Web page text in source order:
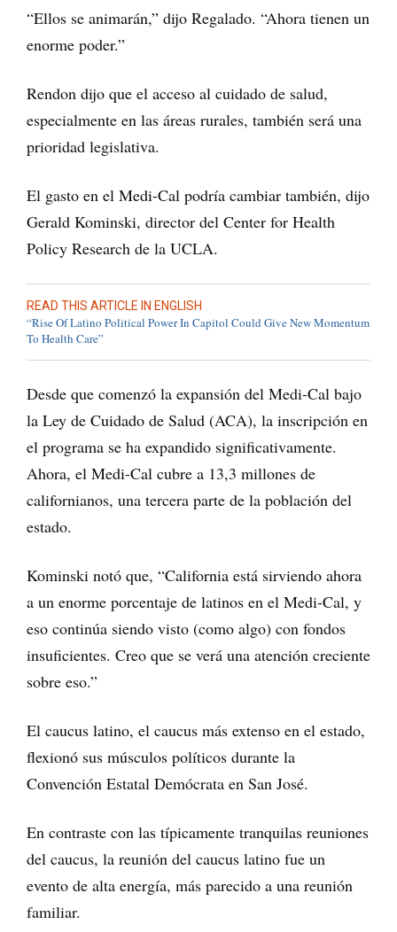
“Ellos se animarán,” dijo Regalado. “Ahora tienen un
enorme poder.”
Rendon dijo que el acceso al cuidado de salud,
especialmente en las áreas rurales, también será una
prioridad legislativa.
El gasto en el Medi-Cal podría cambiar también, dijo
Gerald Kominski, director del Center for Health
Policy Research de la UCLA.
READ THIS ARTICLE IN ENGLISH
“Rise Of Latino Political Power In Capitol Could Give New Momentum
To Health Care”
Desde que comenzó la expansión del Medi-Cal bajo
la Ley de Cuidado de Salud (ACA), la inscripción en
el programa se ha expandido significativamente.
Ahora, el Medi-Cal cubre a 13,3 millones de
californianos, una tercera parte de la población del
estado.
Kominski notó que, “California está sirviendo ahora
a un enorme porcentaje de latinos en el Medi-Cal, y
eso continúa siendo visto (como algo) con fondos
insuficientes. Creo que se verá una atención creciente
sobre eso.”
El caucus latino, el caucus más extenso en el estado,
flexionó sus músculos políticos durante la
Convención Estatal Demócrata en San José.
En contraste con las típicamente tranquilas reuniones
del caucus, la reunión del caucus latino fue un
evento de alta energía, más parecido a una reunión
familiar.